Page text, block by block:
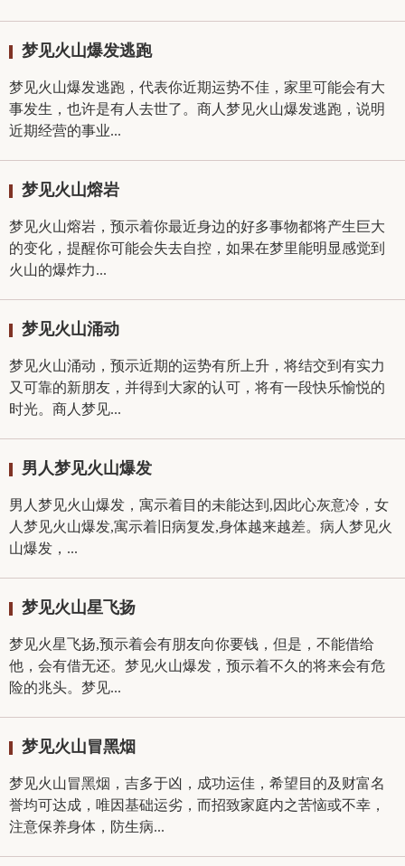
梦见火山爆发逃跑
梦见火山爆发逃跑，代表你近期运势不佳，家里可能会有大
事发生，也许是有人去世了。商人梦见火山爆发逃跑，说明
近期经营的事业...
梦见火山熔岩
梦见火山熔岩，预示着你最近身边的好多事物都将产生巨大
的变化，提醒你可能会失去自控，如果在梦里能明显感觉到
火山的爆炸力...
梦见火山涌动
梦见火山涌动，预示近期的运势有所上升，将结交到有实力
又可靠的新朋友，并得到大家的认可，将有一段快乐愉悦的
时光。商人梦见...
男人梦见火山爆发
男人梦见火山爆发，寓示着目的未能达到,因此心灰意冷，女
人梦见火山爆发,寓示着旧病复发,身体越来越差。病人梦见火
山爆发，...
梦见火山星飞扬
梦见火星飞扬,预示着会有朋友向你要钱，但是，不能借给
他，会有借无还。梦见火山爆发，预示着不久的将来会有危
险的兆头。梦见...
梦见火山冒黑烟
梦见火山冒黑烟，吉多于凶，成功运佳，希望目的及财富名
誉均可达成，唯因基础运劣，而招致家庭内之苦恼或不幸，
注意保养身体，防生病...